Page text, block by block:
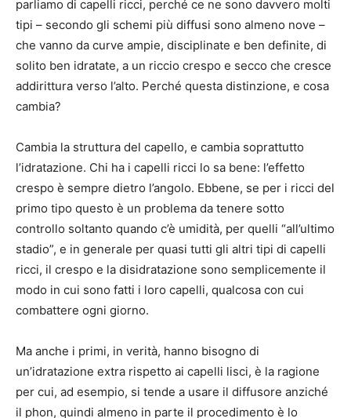
parliamo di capelli ricci, perché ce ne sono davvero molti
tipi – secondo gli schemi più diffusi sono almeno nove –
che vanno da curve ampie, disciplinate e ben definite, di
solito ben idratate, a un riccio crespo e secco che cresce
addirittura verso l’alto. Perché questa distinzione, e cosa
cambia?
Cambia la struttura del capello, e cambia soprattutto
l’idratazione. Chi ha i capelli ricci lo sa bene: l’effetto
crespo è sempre dietro l’angolo. Ebbene, se per i ricci del
primo tipo questo è un problema da tenere sotto
controllo soltanto quando c’è umidità, per quelli “all’ultimo
stadio”, e in generale per quasi tutti gli altri tipi di capelli
ricci, il crespo e la disidratazione sono semplicemente il
modo in cui sono fatti i loro capelli, qualcosa con cui
combattere ogni giorno.
Ma anche i primi, in verità, hanno bisogno di
un’idratazione extra rispetto ai capelli lisci, è la ragione
per cui, ad esempio, si tende a usare il diffusore anziché
il phon, quindi almeno in parte il procedimento è lo